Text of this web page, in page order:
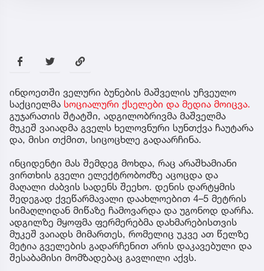
ინდოეთში ველური ბუნების მაშველის უჩვეულო
საქციელმა სოციალური ქსელები და მედია მოიცვა.
გუჯარათის შტატში, ადგილობრივმა მაშველმა
მუკეშ ვაიადმა გველს ხელოვნური სუნთქვა ჩაუტარა
და, მისი თქმით, სიცოცხლე გადაარჩინა.
ინციდენტი მას შემდეგ მოხდა, რაც არაშხამიანი
ვირთხის გველი ელექტრობოძზე აცოცდა და
მაღალი ძაბვის სადენს შეეხო. დენის დარტყმის
შედეგად ქვეწარმავალი დაახლოებით 4–5 მეტრის
სიმაღლიდან მიწაზე ჩამოვარდა და უგონოდ დარჩა.
ადგილზე მყოფმა ფერმერებმა დახმარებისთვის
მუკეშ ვაიადს მიმართეს, რომელიც უკვე ათ წელზე
მეტია გველების გადარჩენით არის დაკავებული და
შესაბამისი მომზადებაც გავლილი აქვს.